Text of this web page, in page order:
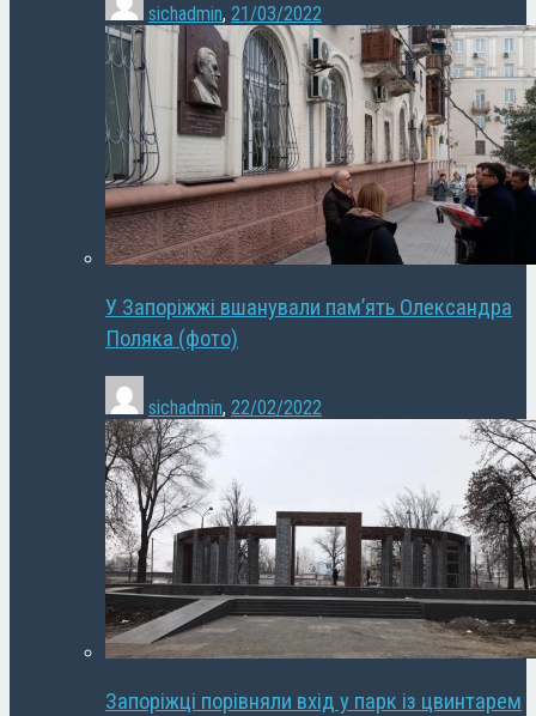
sichadmin, 21/03/2022
У Запоріжжі вшанували пам’ять Олександра
Поляка (фото)
sichadmin, 22/02/2022
Запоріжці порівняли вхід у парк із цвинтарем